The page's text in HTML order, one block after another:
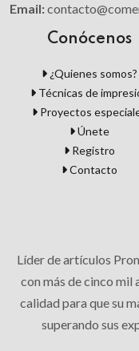
Email:
Conócenos
¿Quienes somos?
Técnicas de
Proyectos
Únete
Registro
Contacto
Líder de artículos
con más de cinco mil
calidad para que su
superando sus